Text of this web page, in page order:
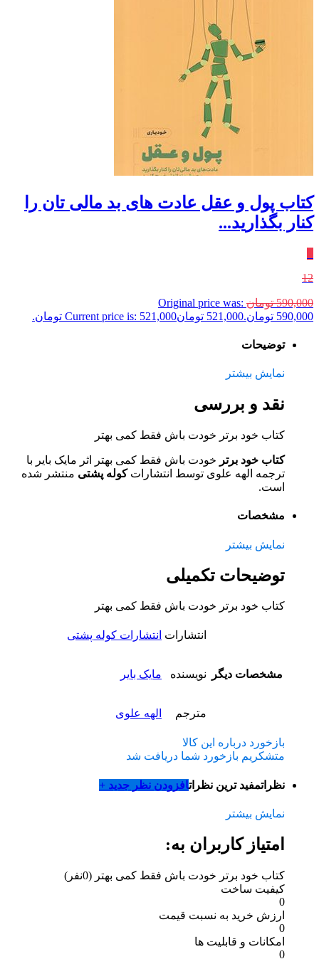
کتاب پول و عقل عادت های بد مالی تان را
کنار بگذارید...
12
590,000 تومان Original price was:
590,000 تومان.
521,000 تومانCurrent price is: 521,000 تومان.
توضیحات
نمایش بیشتر
نقد و بررسی
کتاب خود برتر خودت باش فقط کمی بهتر
کتاب خود برتر خودت باش فقط کمی بهتر اثر مایک بایر با
ترجمه الهه علوی توسط انتشاراتکوله پشتی منتشر شده
است.
مشخصات
نمایش بیشتر
توضیحات تکمیلی
کتاب خود برتر خودت باش فقط کمی بهتر
مشخصات دیگر
انتشارات انتشارات کوله پشتی
نویسنده مایک بایر
مترجم الهه علوی
بازخورد درباره این کالا
متشکریم بازخورد شما دریافت شد
نظراتمفید ترین نظراتافزودن نظر جدید +
نمایش بیشتر
امتیاز کاربران به:
کتاب خود برتر خودت باش فقط کمی بهتر (0نفر)
کیفیت ساخت
0
ارزش خرید به نسبت قیمت
0
امکانات و قابلیت ها
0